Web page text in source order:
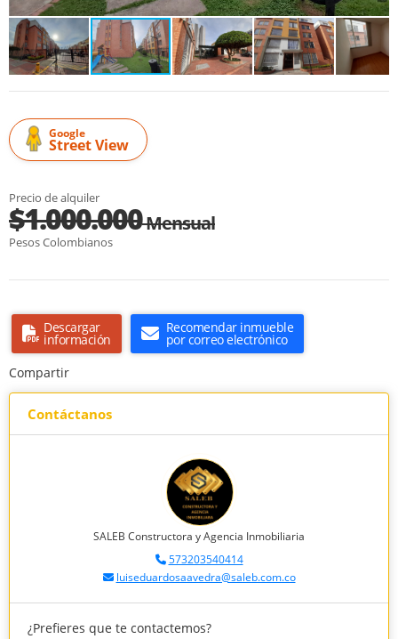
Google
Street View
Precio de alquiler
$1.000.000Mensual
Pesos Colombianos
Descargar
información
Recomendar inmueble
por correo electrónico
Compartir
Contáctanos
SALEB Constructora y Agencia Inmobiliaria
573203540414
luiseduardosaavedra@saleb.com.co
¿Prefieres que te contactemos?